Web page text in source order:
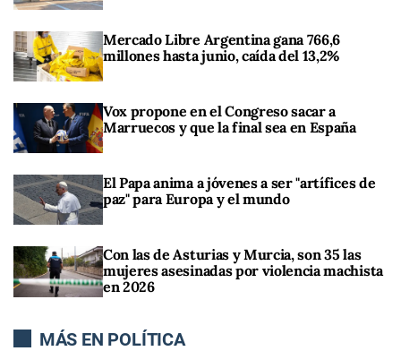
Mercado Libre Argentina gana 766,6
millones hasta junio, caída del 13,2%
Vox propone en el Congreso sacar a
Marruecos y que la final sea en España
El Papa anima a jóvenes a ser "artífices de
paz" para Europa y el mundo
Con las de Asturias y Murcia, son 35 las
mujeres asesinadas por violencia machista
en 2026
MÁS EN POLÍTICA